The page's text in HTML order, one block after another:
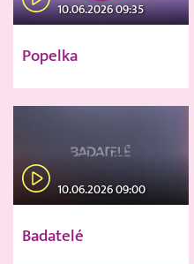
10.06.2026 09:35
Popelka
10.06.2026 09:00
Badatelé